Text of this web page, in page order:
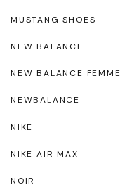
MUSTANG SHOES
NEW BALANCE
NEW BALANCE FEMME
NEWBALANCE
NIKE
NIKE AIR MAX
NOIR